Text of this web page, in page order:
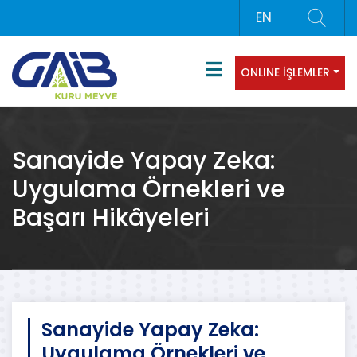
EN
ONLINE İŞLEMLER
Sanayide Yapay Zeka:
Uygulama Örnekleri ve
Başarı Hikâyeleri
Sanayide Yapay Zeka: